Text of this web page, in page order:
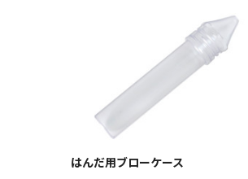
はんだ用ブローケース